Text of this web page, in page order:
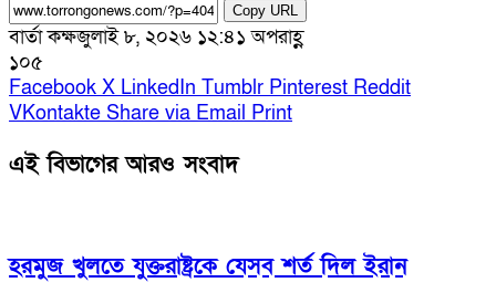
Copy URL
বার্তা কক্ষজুলাই ৮, ২০২৬ ১২:৪১ অপরাহ্ণ
১০৫
Facebook X LinkedIn Tumblr Pinterest Reddit
VKontakte Share via Email Print
এই বিভাগের আরও সংবাদ
হরমুজ খুলতে যুক্তরাষ্ট্রকে যেসব শর্ত দিল ইরান